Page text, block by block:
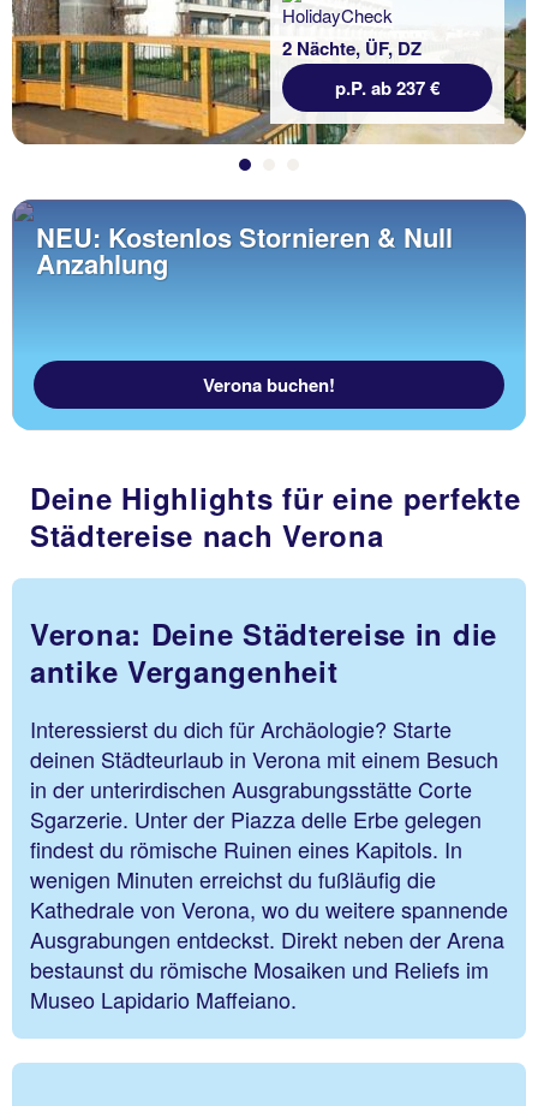
2 Nächte, ÜF, DZ
p.P. ab 237 €
NEU: Kostenlos Stornieren & Null
Anzahlung
Verona buchen!
Deine Highlights für eine perfekte
Städtereise nach Verona
Verona: Deine Städtereise in die
antike Vergangenheit
Interessierst du dich für Archäologie? Starte
deinen Städteurlaub in Verona mit einem Besuch
in der unterirdischen Ausgrabungsstätte Corte
Sgarzerie. Unter der Piazza delle Erbe gelegen
findest du römische Ruinen eines Kapitols. In
wenigen Minuten erreichst du fußläufig die
Kathedrale von Verona, wo du weitere spannende
Ausgrabungen entdeckst. Direkt neben der Arena
bestaunst du römische Mosaiken und Reliefs im
Museo Lapidario Maffeiano.